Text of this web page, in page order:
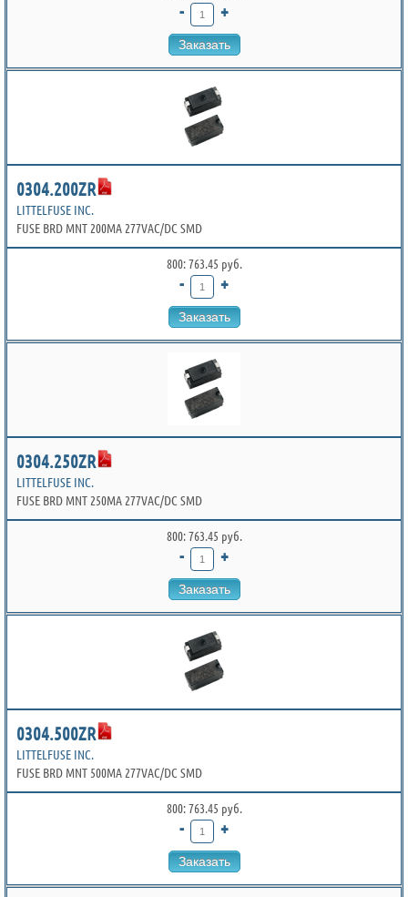
- +
Заказать
0304.200ZR
LITTELFUSE INC.
FUSE BRD MNT 200MA 277VAC/DC SMD
800: 763.45 руб.
- +
Заказать
0304.250ZR
LITTELFUSE INC.
FUSE BRD MNT 250MA 277VAC/DC SMD
800: 763.45 руб.
- +
Заказать
0304.500ZR
LITTELFUSE INC.
FUSE BRD MNT 500MA 277VAC/DC SMD
800: 763.45 руб.
- +
Заказать